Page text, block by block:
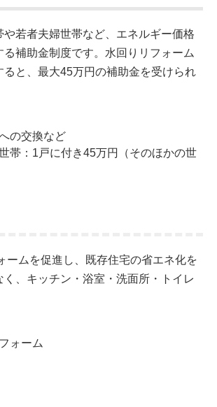
や若者夫婦世帯など、エネルギー価格
補助金制度です。水回りリフォーム
と、最大45万円の補助金を受けられ
の交換など
帯：1戸に付き45万円（そのほかの世
ームを促進し、既存住宅の省エネ化を
、キッチン・浴室・洗面所・トイレ
ォーム